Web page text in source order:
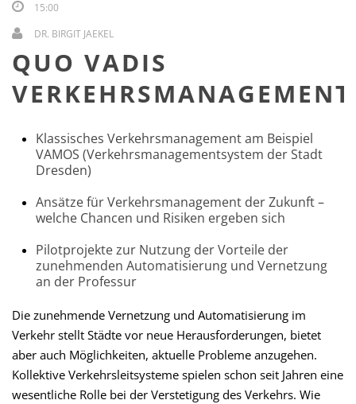
15:00
DR. BIRGIT JAEKEL
QUO VADIS
Klassisches Verkehrsmanagement am Beispiel
VAMOS (Verkehrsmanagementsystem der Stadt
Dresden)
Ansätze für Verkehrsmanagement der Zukunft –
welche Chancen und Risiken ergeben sich
Pilotprojekte zur Nutzung der Vorteile der
zunehmenden Automatisierung und Vernetzung
an der Professur
Die zunehmende Vernetzung und Automatisierung im
Verkehr stellt Städte vor neue Herausforderungen, bietet
aber auch Möglichkeiten, aktuelle Probleme anzugehen.
Kollektive Verkehrsleitsysteme spielen schon seit Jahren eine
wesentliche Rolle bei der Verstetigung des Verkehrs. Wie